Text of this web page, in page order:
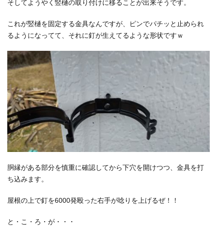
そしてようやく竪樋の取り付けに移ることが出来そうです。
これが竪樋を固定する金具なんですが、ピンでパチッと止められ
るようになってて、それに釘が生えてるような形状ですｗ
胴縁がある部分を慎重に確認してから下穴を開けつつ、金具を打
ち込みます。
屋根の上で釘を6000発殴った右手が唸りを上げるぜ！！
と・こ・ろ・が・・・